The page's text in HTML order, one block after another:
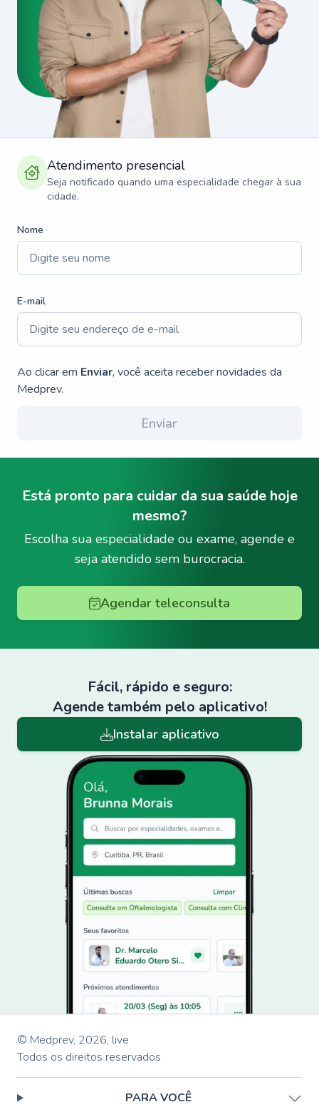
Atendimento presencial
Seja notificado quando uma especialidade chegar à sua
cidade.
Nome
E-mail
Ao clicar em Enviar, você aceita receber novidades da
Medprev.
Enviar
Está pronto para cuidar da sua saúde hoje
mesmo?
Escolha sua especialidade ou exame, agende e
seja atendido sem burocracia.
Agendar teleconsulta
Fácil, rápido e seguro:
Agende também pelo aplicativo!
Instalar aplicativo
© Medprev, 2026, live
Todos os direitos reservados
PARA VOCÊ